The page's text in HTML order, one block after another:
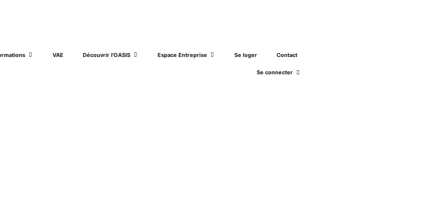
VAE Découvrir l'OASIS Espace Entreprise Se loger Contact
Se connecter